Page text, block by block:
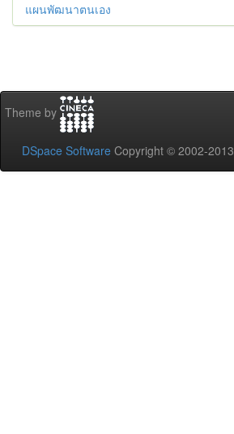
แผนพัฒนาตนเอง
Theme by
DSpace Software Copyright © 2002-2013